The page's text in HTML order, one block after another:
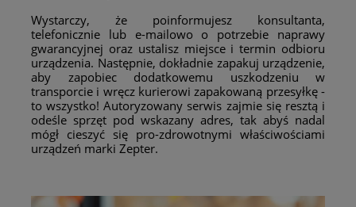
Wystarczy, że poinformujesz konsultanta,
telefonicznie lub e-mailowo o potrzebie naprawy
gwarancyjnej oraz ustalisz miejsce i termin odbioru
urządzenia. Następnie, dokładnie zapakuj urządzenie,
aby zapobiec dodatkowemu uszkodzeniu w
transporcie i wręcz kurierowi zapakowaną przesyłkę -
to wszystko! Autoryzowany serwis zajmie się resztą i
odeśle sprzęt pod wskazany adres, tak abyś nadal
mógł cieszyć się pro-zdrowotnymi właściwościami
urządzeń marki Zepter.